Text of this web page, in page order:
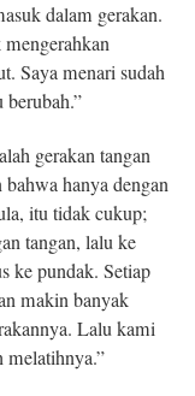
dalam gerakan.
Saya menari sudah
gerakan tangan
hanya dengan
itu tidak cukup;
tangan, lalu ke
ke pundak. Setiap
makin banyak
Lalu kami
melatihnya.”